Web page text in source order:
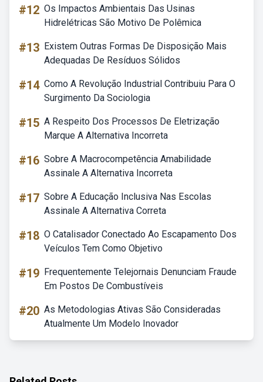
#12 Os Impactos Ambientais Das Usinas
Hidrelétricas São Motivo De Polêmica
#13 Existem Outras Formas De Disposição Mais
Adequadas De Resíduos Sólidos
#14 Como A Revolução Industrial Contribuiu Para O
Surgimento Da Sociologia
#15 A Respeito Dos Processos De Eletrização
Marque A Alternativa Incorreta
#16 Sobre A Macrocompetência Amabilidade
Assinale A Alternativa Incorreta
#17 Sobre A Educação Inclusiva Nas Escolas
Assinale A Alternativa Correta
#18 O Catalisador Conectado Ao Escapamento Dos
Veículos Tem Como Objetivo
#19 Frequentemente Telejornais Denunciam Fraude
Em Postos De Combustíveis
#20 As Metodologias Ativas São Consideradas
Atualmente Um Modelo Inovador